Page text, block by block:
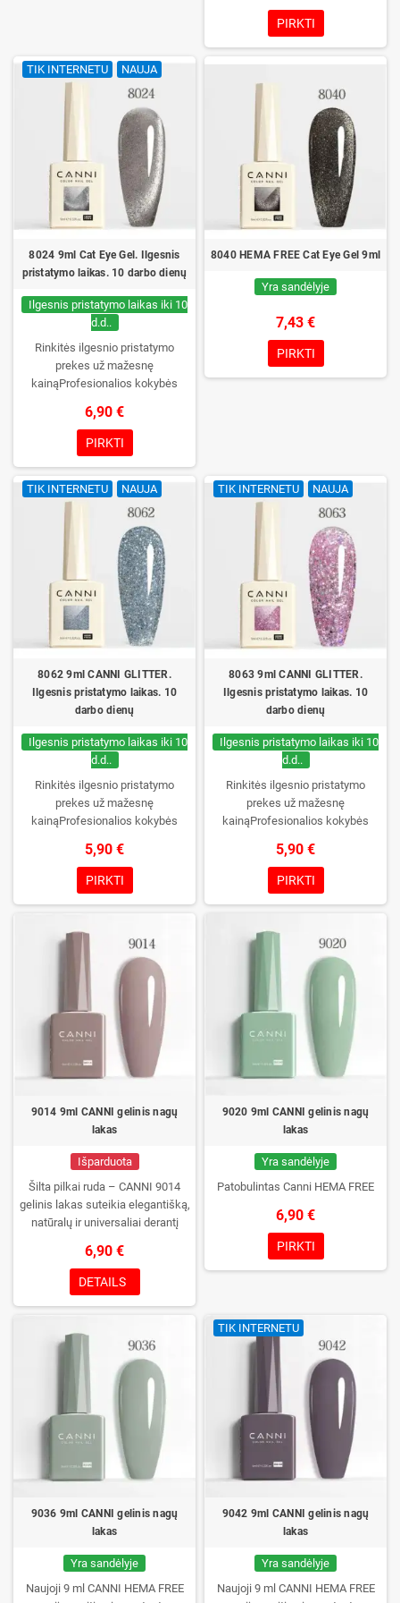
pasirinkimas, patikimas stingimas
UV/LED lempose ir ilgas manikiūro
išliekamumas. Kiekvienas
pirmą kartą jį atidarysite tik Jūs.
PIRKTI
TIK INTERNETU NAUJA
8024 9ml Cat Eye Gel. Ilgesnis
pristatymo laikas. 10 darbo dienų
Ilgesnis pristatymo laikas iki 10
d.d..
Rinkitės ilgesnio pristatymo
prekes už mažesnę
kainąProfesionalios kokybės
konsistencija, platus spalvų
pasirinkimas, patikimas stingimas
UV/LED lempose ir ilgas manikiūro
išliekamumas. Kiekvienas
buteliukas supakuotas į dėžutę –
pirmą kartą jį atidarysite tik Jūs.
6,90 €
PIRKTI
8040 HEMA FREE Cat Eye Gel 9ml
Yra sandėlyje
7,43 €
PIRKTI
TIK INTERNETU NAUJA
8062 9ml CANNI GLITTER.
Ilgesnis pristatymo laikas. 10
darbo dienų
Ilgesnis pristatymo laikas iki 10
d.d..
Rinkitės ilgesnio pristatymo
prekes už mažesnę
kainąProfesionalios kokybės
konsistencija, platus spalvų
pasirinkimas, patikimas stingimas
UV/LED lempose ir ilgas manikiūro
išliekamumas. Kiekvienas
buteliukas supakuotas į dėžutę –
pirmą kartą jį atidarysite tik Jūs.
5,90 €
PIRKTI
TIK INTERNETU NAUJA
8063 9ml CANNI GLITTER.
Ilgesnis pristatymo laikas. 10
darbo dienų
Ilgesnis pristatymo laikas iki 10
d.d..
Rinkitės ilgesnio pristatymo
prekes už mažesnę
kainąProfesionalios kokybės
konsistencija, platus spalvų
pasirinkimas, patikimas stingimas
UV/LED lempose ir ilgas manikiūro
išliekamumas. Kiekvienas
buteliukas supakuotas į dėžutę –
pirmą kartą jį atidarysite tik Jūs.
5,90 €
PIRKTI
9014 9ml CANNI gelinis nagų
lakas
Išparduota
Šilta pilkai ruda – CANNI 9014
gelinis lakas suteikia elegantišką,
natūralų ir universaliai derantį
6,90 €
DETAILS
9020 9ml CANNI gelinis nagų
lakas
Yra sandėlyje
Patobulintas Canni HEMA FREE
6,90 €
PIRKTI
9036 9ml CANNI gelinis nagų
lakas
Yra sandėlyje
Naujoji 9 ml CANNI HEMA FREE
TIK INTERNETU
9042 9ml CANNI gelinis nagų
lakas
Yra sandėlyje
Naujoji 9 ml CANNI HEMA FREE